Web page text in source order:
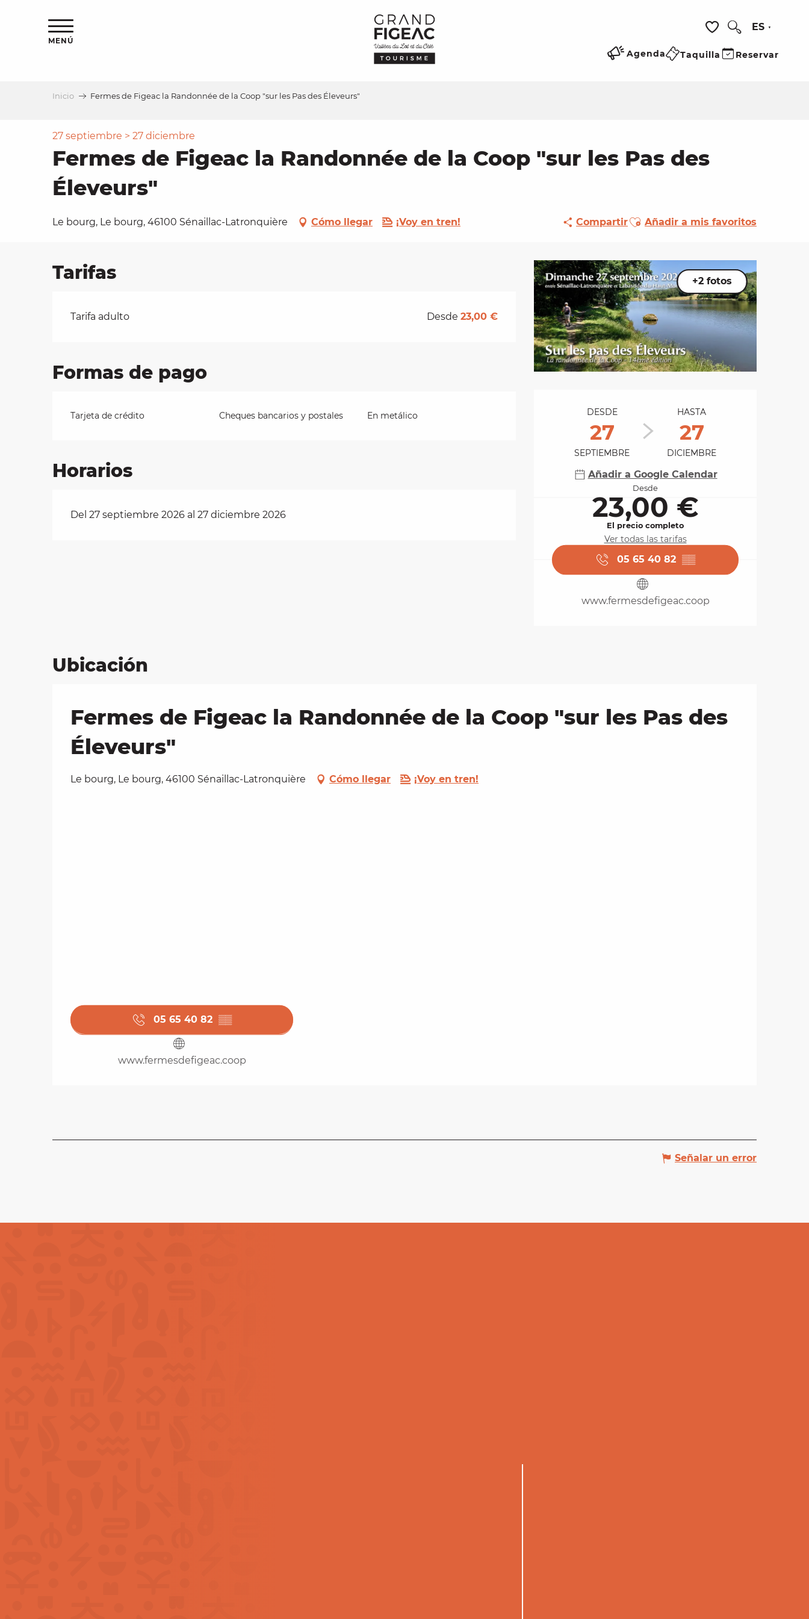
Voir les favoris
ES
MENÚ
Agenda Taquilla Reservar
Inicio Fermes de Figeac la Randonnée de la Coop "sur les Pas des Éleveurs"
27 septiembre > 27 diciembre
Fermes de Figeac la Randonnée de la Coop "sur les Pas des
Éleveurs"
Le bourg, Le bourg, 46100 Sénaillac-Latronquière Cómo llegar ¡Voy en tren! CompartirAjouter aux favoris
Añadir a mis favoritos
+2 fotos
Horarios y datos de
DESDE
27
SEPTIEMBRE
HASTA
27
DICIEMBRE
Añadir a Google Calendar
Desde
23,00 €
El precio completo
Ver todas las tarifas
05 65 40 82 ▒▒
www.fermesdefigeac.coop
Tarifas
Tarifas 2026
Tarifa adulto Desde23,00 €
Formas de pago
Tarjeta de crédito Cheques bancarios y postales En metálico
Horarios
Del 27 septiembre 2026 al 27 diciembre 2026
Ubicación
Fermes de Figeac la Randonnée de la Coop "sur les Pas des
Éleveurs"
Le bourg, Le bourg, 46100 Sénaillac-Latronquière Cómo llegar ¡Voy en tren!
05 65 40 82 ▒▒
www.fermesdefigeac.coop
Señalar un error